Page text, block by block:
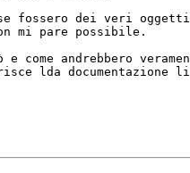
fossero dei veri
mi pare possibile.
come andrebbero
lda documentazione